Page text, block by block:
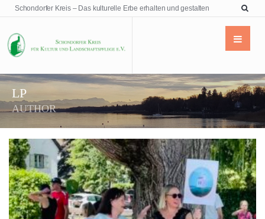
Schondorfer Kreis – Das kulturelle Erbe erhalten und gestalten
LP
AUTHOR